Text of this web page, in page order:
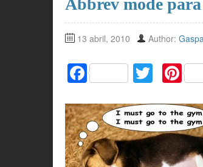
Abbrev mode
13 abril, 2010 Author:
F
c
e
b
T
itt
er
Pi
er
e
st